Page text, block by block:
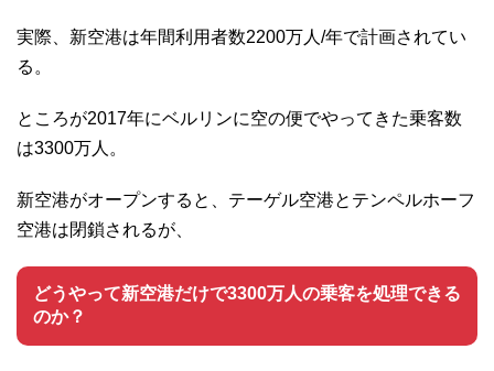
実際、新空港は年間利用者数2200万人/年で計画されてい
る。
ところが2017年にベルリンに空の便でやってきた乗客数
は3300万人。
新空港がオープンすると、テーゲル空港とテンペルホーフ
空港は閉鎖されるが、
どうやって新空港だけで3300万人の乗客を処理できる
のか？